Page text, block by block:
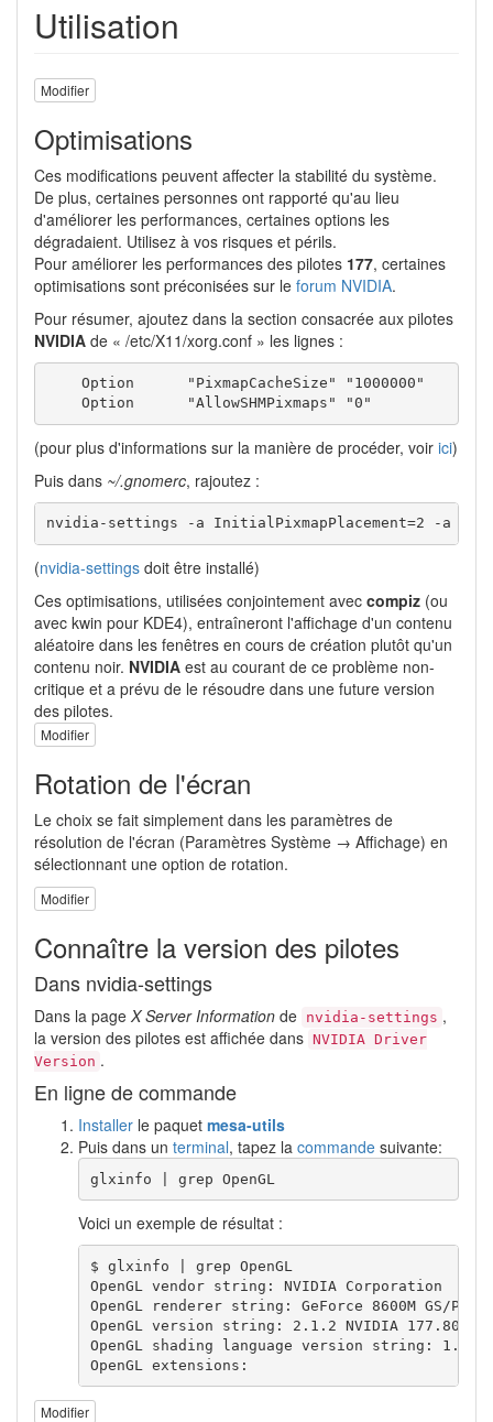
Utilisation
Modifier
Optimisations
Ces modifications peuvent affecter la stabilité du système.
De plus, certaines personnes ont rapporté qu'au lieu
d'améliorer les performances, certaines options les
dégradaient. Utilisez à vos risques et périls.
Pour améliorer les performances des pilotes 177, certaines
optimisations sont préconisées sur le forum NVIDIA.
Pour résumer, ajoutez dans la section consacrée aux pilotes
NVIDIA de « /etc/X11/xorg.conf » les lignes :
    Option      "PixmapCacheSize" "1000000"
    Option      "AllowSHMPixmaps" "0"
(pour plus d'informations sur la manière de procéder, voir ici)
Puis dans ~/.gnomerc, rajoutez :
nvidia-settings -a InitialPixmapPlacement=2 -a
(nvidia-settings doit être installé)
Ces optimisations, utilisées conjointement avec compiz (ou
avec kwin pour KDE4), entraîneront l'affichage d'un contenu
aléatoire dans les fenêtres en cours de création plutôt qu'un
contenu noir. NVIDIA est au courant de ce problème non-
critique et a prévu de le résoudre dans une future version
des pilotes.
Modifier
Rotation de l'écran
Le choix se fait simplement dans les paramètres de
résolution de l'écran (Paramètres Système → Affichage) en
sélectionnant une option de rotation.
Modifier
Connaître la version des pilotes
Dans nvidia-settings
Dans la page X Server Information de nvidia-settings ,
la version des pilotes est affichée dans NVIDIA Driver
Version .
En ligne de commande
Installer le paquet mesa-utils
Puis dans un terminal, tapez la commande suivante:
glxinfo | grep OpenGL
Voici un exemple de résultat :
$ glxinfo | grep OpenGL
OpenGL vendor string: NVIDIA Corporation
OpenGL renderer string: GeForce 8600M GS/PCI/
OpenGL version string: 2.1.2 NVIDIA 177.80
OpenGL shading language version string: 1.20
OpenGL extensions:
Modifier